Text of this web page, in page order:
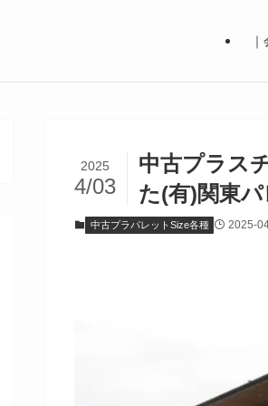
中古プラス
た(有)関東
2025
4/03
中古プラパレットSize各種 2025-